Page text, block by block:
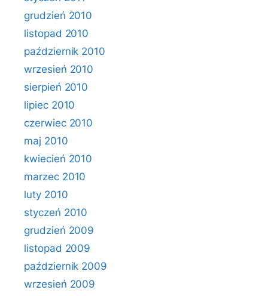
grudzień 2010
listopad 2010
październik 2010
wrzesień 2010
sierpień 2010
lipiec 2010
czerwiec 2010
maj 2010
kwiecień 2010
marzec 2010
luty 2010
styczeń 2010
grudzień 2009
listopad 2009
październik 2009
wrzesień 2009